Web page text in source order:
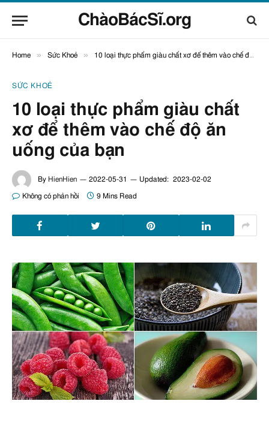
ChàoBácSĩ.org
Home » Sức Khoẻ » 10 loại thực phẩm giàu chất xơ để thêm vào chế độ ăn uống của bạn
SỨC KHOẺ
10 loại thực phẩm giàu chất
xơ để thêm vào chế độ ăn
uống của bạn
By HienHien 2022-05-31 Updated: 2023-02-02
Không có phản hồi 9 Mins Read